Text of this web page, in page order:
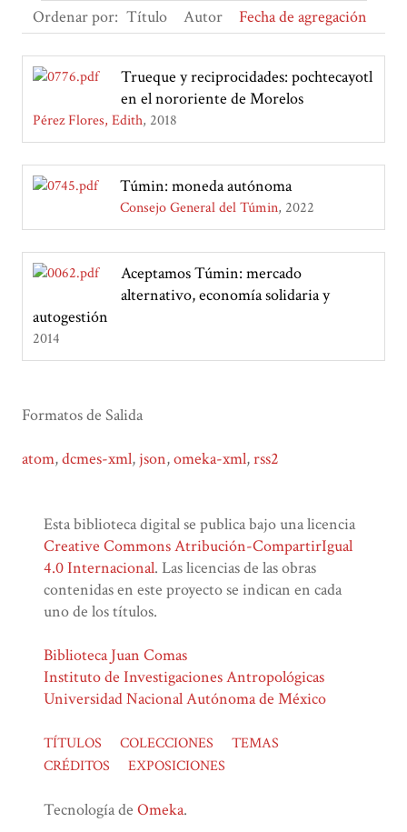
Ordenar por: Título Autor Fecha de agregación
Trueque y reciprocidades: pochtecayotl
en el nororiente de Morelos
Pérez Flores, Edith 2018
Túmin: moneda autónoma
Consejo General del Túmin 2022
Aceptamos Túmin: mercado
alternativo, economía solidaria y
autogestión
2014
Formatos de Salida
atom,dcmes-xml, json,omeka-xml,rss2
Esta biblioteca digital se publica bajo una licencia
Creative Commons Atribución-CompartirIgual
4.0 Internacional. Las licencias de las obras
contenidas en este proyecto se indican en cada
uno de los títulos.
Biblioteca Juan Comas
Instituto de Investigaciones Antropológicas
Universidad Nacional Autónoma de México
TÍTULOS COLECCIONES
TEMAS
CRÉDITOS
EXPOSICIONES
Tecnología de Omeka.